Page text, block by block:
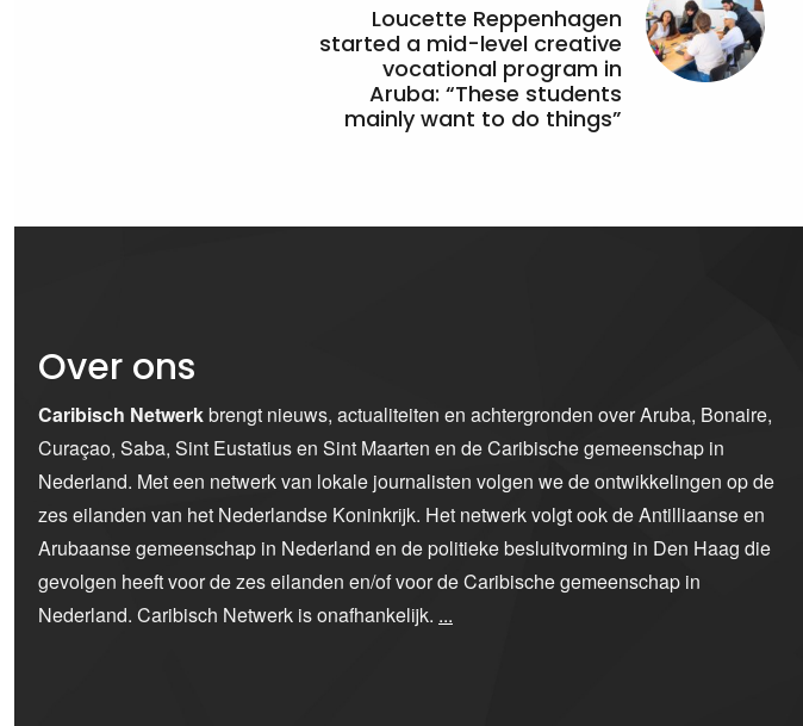
Loucette Reppenhagen
started a mid-level creative
vocational program in
Aruba: “These students
mainly want to do things”
Over ons
Caribisch Netwerkbrengt nieuws, actualiteiten en achtergronden over Aruba, Bonaire,
Curaçao, Saba, Sint Eustatius en Sint Maarten en de Caribische gemeenschap in
Nederland. Met een netwerk van lokale journalisten volgen we de ontwikkelingen op de
zes eilanden van het Nederlandse Koninkrijk. Het netwerk volgt ook de Antilliaanse en
Arubaanse gemeenschap in Nederland en de politieke besluitvorming in Den Haag die
gevolgen heeft voor de zes eilanden en/of voor de Caribische gemeenschap in
Nederland. Caribisch Netwerk is onafhankelijk. ...